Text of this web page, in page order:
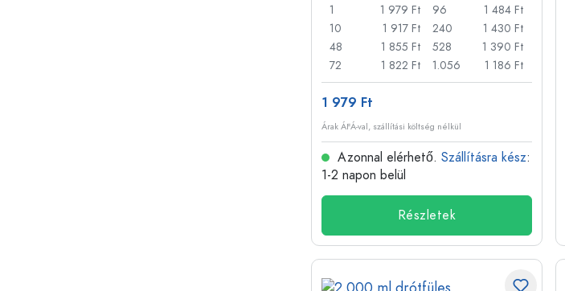
1
1 979 Ft
10
1 917 Ft
48
1 855 Ft
72
1 822 Ft
96
1 484 Ft
240
1 430 Ft
528
1 390 Ft
1.056
1 186 Ft
1 979 Ft
Árak ÁFÁ-val, szállítási költség nélkül
Azonnal elérhető. Szállításra kész:
1-2 napon belül
Részletek